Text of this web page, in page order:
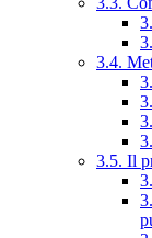
3.4.
3.5. Il